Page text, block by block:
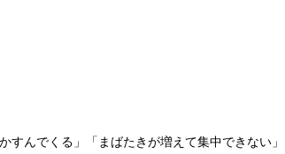
んでくる」「まばたきが増えて集中できない